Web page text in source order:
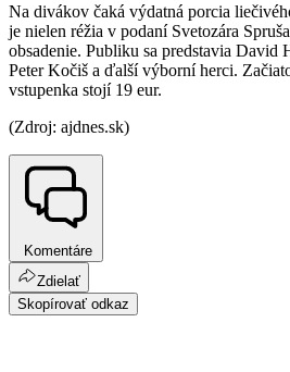
Na divákov čaká výdatná porcia
je nielen réžia v podaní Svetozára
obsadenie. Publiku sa predstavia David
Peter Kočiš a ďalší výborní herci.
vstupenka stojí 19 eur.
(Zdroj: ajdnes.sk)
Komentáre
Zdielať
Skopírovať odkaz